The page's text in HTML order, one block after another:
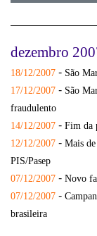
dezembro
18/12/2007 - São
17/12/2007 - São
fraudulento
14/12/2007 - Fim da
12/12/2007 - Mais
PIS/Pasep
07/12/2007 - Novo
07/12/2007 -
brasileira